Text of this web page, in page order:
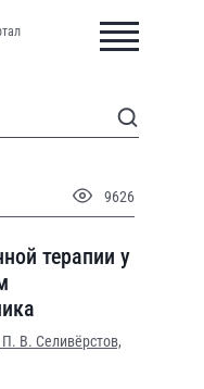
9626
терапии у
П. В. Селивёрстов,